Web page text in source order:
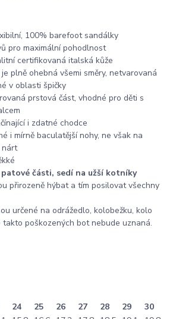
100% barefoot sandálky
pro maximální pohodlnost
certifikovaná italská kůže
plně ohebná všemi směry, netvarovaná
v oblasti špičky
prstová část, vhodné pro děti s
i zdatné chodce
i mírně baculatější nohy, ne však na
nárt
části, sedí na užší kotníky
přirozeně hýbat a tím posilovat všechny
určené na odrážedlo, kolobežku, kolo
takto poškozených bot nebude uznaná.
24 25 26 27 28 29
30